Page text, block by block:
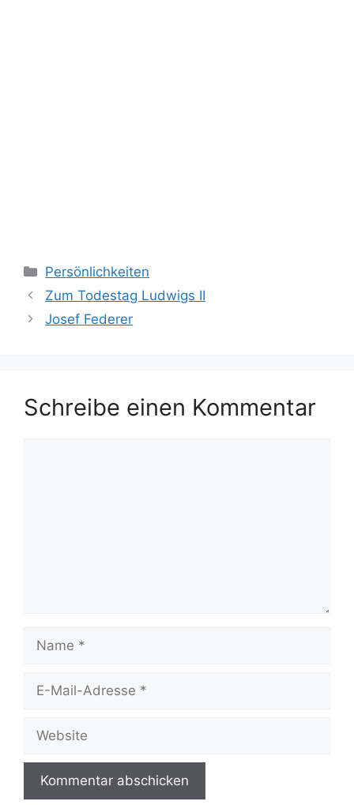
Kategorien
Persönlichkeiten
Zum Todestag Ludwigs II
Josef Federer
Schreibe einen Kommentar
Mail-